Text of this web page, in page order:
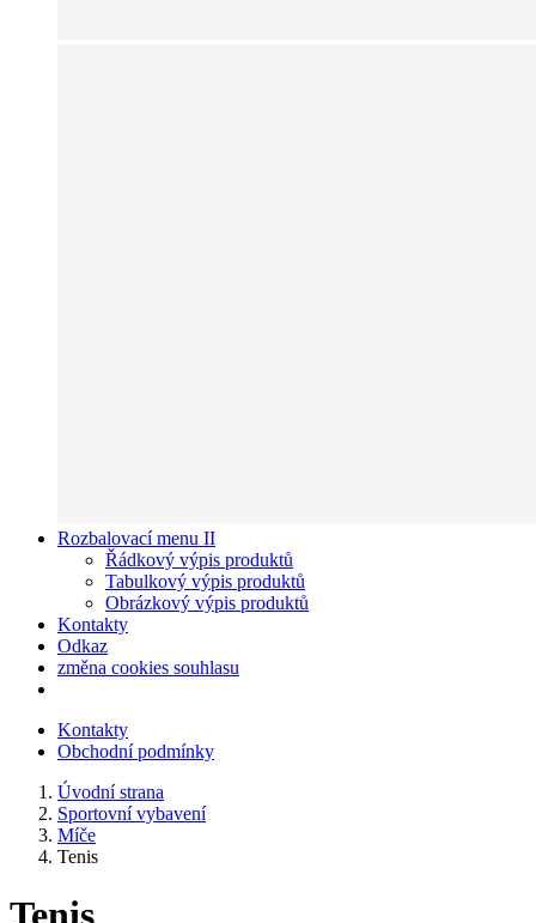
Rozbalovací menu II
Řádkový výpis produktů
Tabulkový výpis produktů
Obrázkový výpis produktů
Kontakty
Odkaz
změna cookies souhlasu
Kontakty
Obchodní podmínky
Úvodní strana
Sportovní vybavení
Míče
Tenis